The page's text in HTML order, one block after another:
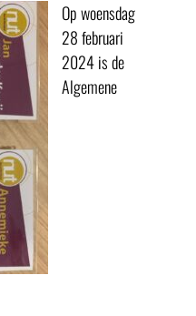
Op woensdag
28 februari
2024 is de
Algemene